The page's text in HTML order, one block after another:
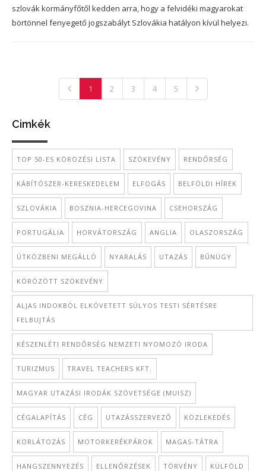
szlovák kormányfőtől kedden arra, hogy a felvidéki magyarokat
börtönnel fenyegető jogszabályt Szlovákia hatályon kívül helyezi.
1 2 3 4 5
Cimkék
TOP 50-ES KÖRÖZÉSI LISTA SZÖKEVÉNY RENDŐRSÉG
KÁBÍTÓSZER-KERESKEDELEM ELFOGÁS BELFÖLDI HÍREK
SZLOVÁKIA BOSZNIA-HERCEGOVINA CSEHORSZÁG
PORTUGÁLIA HORVÁTORSZÁG ANGLIA OLASZORSZÁG
ÚTKÖZBENI MEGÁLLÓ NYARALÁS UTAZÁS BŰNÜGY
KÖRÖZÖTT SZÖKEVÉNY
ALJAS INDOKBÓL ELKÖVETETT SÚLYOS TESTI SÉRTÉSRE
FELBUJTÁS
KÉSZENLÉTI RENDŐRSÉG NEMZETI NYOMOZÓ IRODA
TURIZMUS TRAVEL TEACHERS KFT.
MAGYAR UTAZÁSI IRODÁK SZÖVETSÉGE (MUISZ)
CÉGALAPÍTÁS CÉG UTAZÁSSZERVEZŐ KÖZLEKEDÉS
KORLÁTOZÁS MOTORKERÉKPÁROK MAGAS-TÁTRA
HANGSZENNYEZÉS ELLENŐRZÉSEK TÖRVÉNY KÜLFÖLD